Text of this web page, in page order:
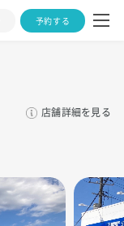
予約する
店舗詳細を見る